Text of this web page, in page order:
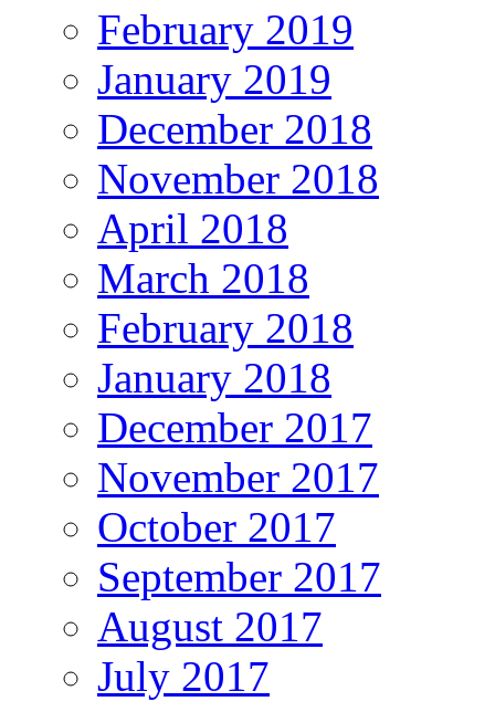
February 2019
January 2019
December 2018
November 2018
April 2018
March 2018
February 2018
January 2018
December 2017
November 2017
October 2017
September 2017
August 2017
July 2017